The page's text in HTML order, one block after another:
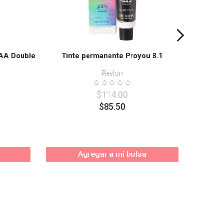
Double
Tinte permanente Proyou 8.1
Revlon
$114.00
$85.50
Agregar a mi bolsa